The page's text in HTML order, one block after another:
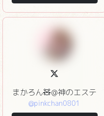
まかろん🧸@神のエステ
@pinkchan0801